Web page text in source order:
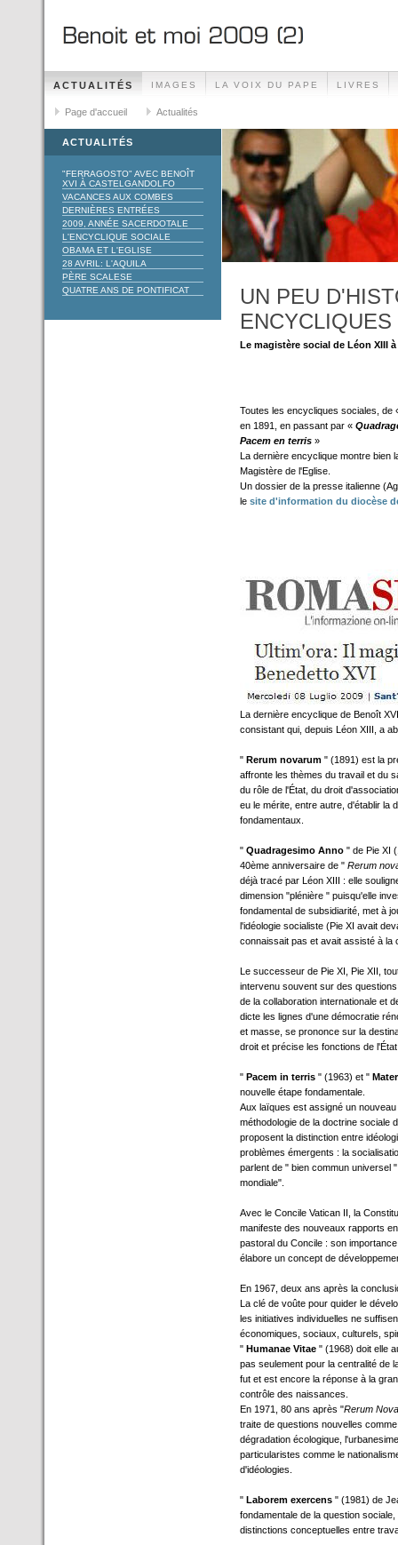
ACTUALITÉS IMAGES LA VOIX DU PAPE LIVRES
Page d'accueil Actualités
ACTUALITÉS
"FERRAGOSTO" AVEC BENOÎT
XVI À CASTELGANDOLFO
VACANCES AUX COMBES
DERNIÈRES ENTRÉES
2009, ANNÉE SACERDOTALE
L'ENCYCLIQUE SOCIALE
OBAMA ET L'EGLISE
28 AVRIL: L'AQUILA
PÈRE SCALESE
QUATRE ANS DE PONTIFICAT
UN PEU
Le magistère social de Léon XIII
Toutes les encycliques sociales, de
en 1891, en passant par «
Pacem en terris »
La dernière encyclique montre bien
Magistère de l'Eglise.
Un dossier de la presse italienne
le site d'information du diocèse
La dernière encyclique de Benoît
consistant qui, depuis Léon XIII, a
" Rerum novarum " (1891) est la
affronte les thèmes du travail et du
du rôle de l'État, du droit
eu le mérite, entre autre, d'établir la
fondamentaux.
" Quadragesimo Anno " de Pie XI
40ème anniversaire de " Rerum
déjà tracé par Léon XIII : elle
dimension "plénière " puisqu'elle
fondamental de subsidiarité, met à
l'idéologie socialiste (Pie XI avait
connaissait pas et avait assisté à la
Le successeur de Pie XI, Pie XII,
intervenu souvent sur des
de la collaboration internationale et
dicte les lignes d'une démocratie
et masse, se prononce sur la
droit et précise les fonctions de
" Pacem in terris " (1963) et "
nouvelle étape fondamentale.
Aux laïques est assigné un
méthodologie de la doctrine sociale
proposent la distinction entre
problèmes émergents : la
parlent de " bien commun universel
mondiale".
Avec le Concile Vatican II, la
manifeste des nouveaux rapports
pastoral du Concile : son
élabore un concept de
En 1967, deux ans après la
La clé de voûte pour quider le
les initiatives individuelles ne
économiques, sociaux, culturels,
" Humanae Vitae " (1968) doit elle
pas seulement pour la centralité de
fut et est encore la réponse à la
contrôle des naissances.
En 1971, 80 ans après "Rerum
traite de questions nouvelles
dégradation écologique,
particularistes comme le
d'idéologies.
" Laborem exercens " (1981) de
fondamentale de la question
distinctions conceptuelles entre